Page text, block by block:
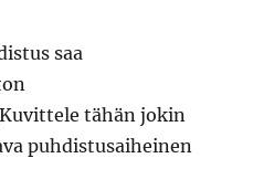
saa
tähän jokin
puhdistusaiheinen